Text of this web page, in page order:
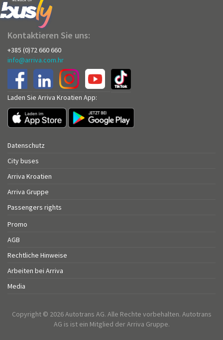
Kontaktieren Sie uns:
+385 (0)72 660 660
info@arriva.com.hr
Laden Sie Arriva Kroatien App:
Datenschutz
City buses
Arriva Kroatien
Arriva Gruppe
Passengers rights
Promo
AGB
Rechtliche Hinweise
Arbeiten bei Arriva
Media
Copyright © 2026 Autotrans AG. Alle Rechte vorbehalten. Autotrans
AG is ist ein Mitglied der Arriva Gruppe.